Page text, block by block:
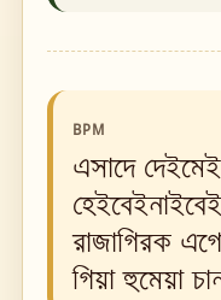
BPM
এসাদে
রাজাগিরক
গিয়া হুমেয়া